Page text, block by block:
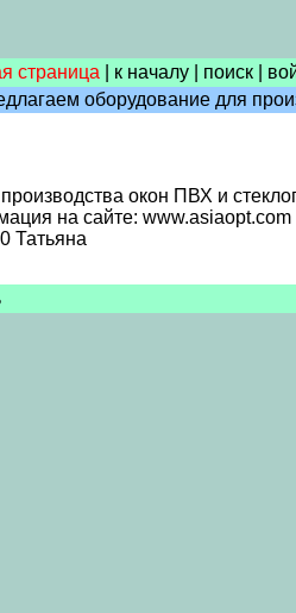
страница к началу поиск
оборудование для
окон ПВХ и
на сайте: www.asiaopt.com
Татьяна